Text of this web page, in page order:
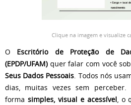
Clique na imagem e visualize
O Escritório de Proteção de
(EPDP/UFAM)quer falar com você
Seus Dados Pessoais. Todos nós
dias, muitas vezes sem
forma simples, visual e acessível, o